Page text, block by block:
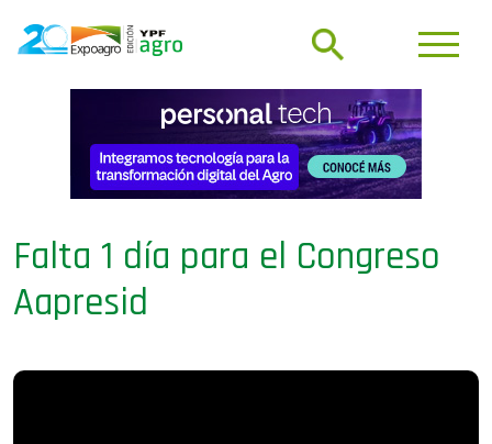
Falta 1 día para el Congreso
Aapresid